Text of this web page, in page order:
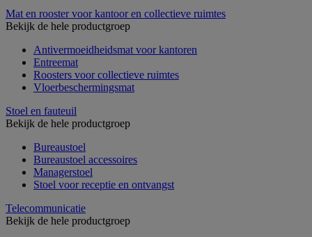
Mat en rooster voor kantoor en collectieve ruimtes
Bekijk de hele productgroep
Antivermoeidheidsmat voor kantoren
Entreemat
Roosters voor collectieve ruimtes
Vloerbeschermingsmat
Stoel en fauteuil
Bekijk de hele productgroep
Bureaustoel
Bureaustoel accessoires
Managerstoel
Stoel voor receptie en ontvangst
Telecommunicatie
Bekijk de hele productgroep